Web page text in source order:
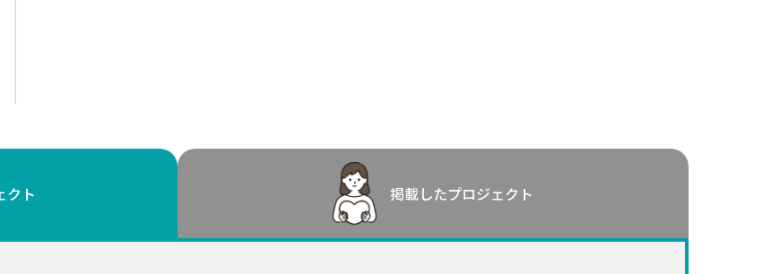
新潟
岡 佐賀 長崎 熊本 大分 宮崎 鹿児島 沖縄
クト 掲載したプロジェクト